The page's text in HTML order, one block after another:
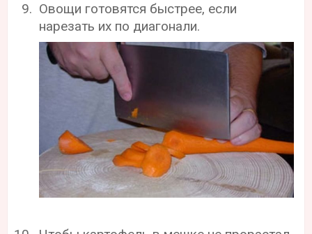
Овощи готовятся быстрее, если
нарезать их по диагонали.